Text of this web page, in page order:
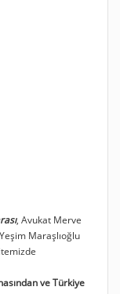
, Avukat Merve
Maraşlıoğlu
ve Türkiye